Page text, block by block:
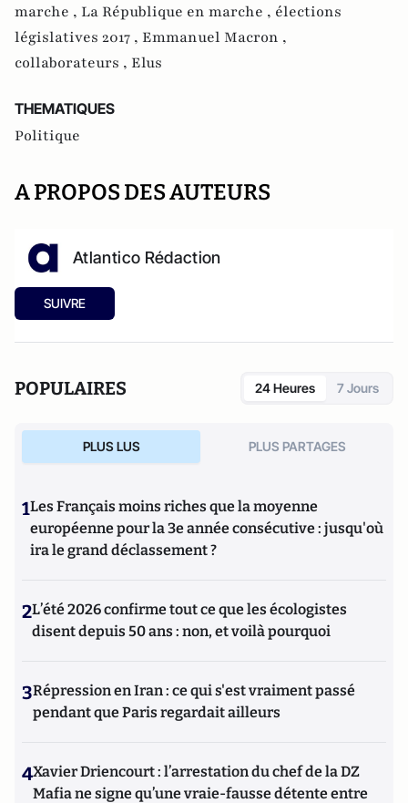
marche , La République en marche , élections
législatives 2017 , Emmanuel Macron ,
collaborateurs , Elus
THEMATIQUES
Politique
A PROPOS DES AUTEURS
Atlantico Rédaction
SUIVRE
POPULAIRES 24 Heures 7 Jours
PLUS LUS PLUS PARTAGES
1Les Français moins riches que la moyenne
européenne pour la 3e année consécutive : jusqu'où
ira le grand déclassement ?
2L’été 2026 confirme tout ce que les écologistes
disent depuis 50 ans : non, et voilà pourquoi
3Répression en Iran : ce qui s'est vraiment passé
pendant que Paris regardait ailleurs
4Xavier Driencourt : l’arrestation du chef de la DZ
Mafia ne signe qu’une vraie-fausse détente entre